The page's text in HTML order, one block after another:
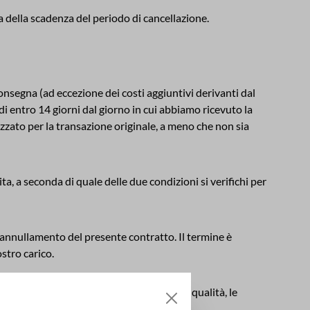
scadenza del periodo di cancellazione.
(ad eccezione dei costi aggiuntivi derivanti dal
entro 14 giorni dal giorno in cui abbiamo ricevuto la
per la transazione originale, a meno che non sia
a seconda di quale delle due condizioni si verifichi per
del presente contratto. Il termine è
carico.
merce non necessaria per testare la qualità, le